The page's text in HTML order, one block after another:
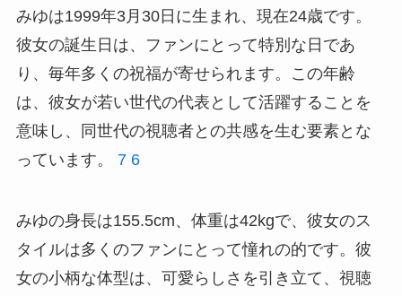
みゆは1999年3月30日に生まれ、現在24歳です。
彼女の誕生日は、ファンにとって特別な日であ
り、毎年多くの祝福が寄せられます。この年齢
は、彼女が若い世代の代表として活躍することを
意味し、同世代の視聴者との共感を生む要素とな
っています。 7 6
みゆの身長は155.5cm、体重は42kgで、彼女のス
タイルは多くのファンにとって憧れの的です。彼
女の小柄な体型は、可愛らしさを引き立て、視聴